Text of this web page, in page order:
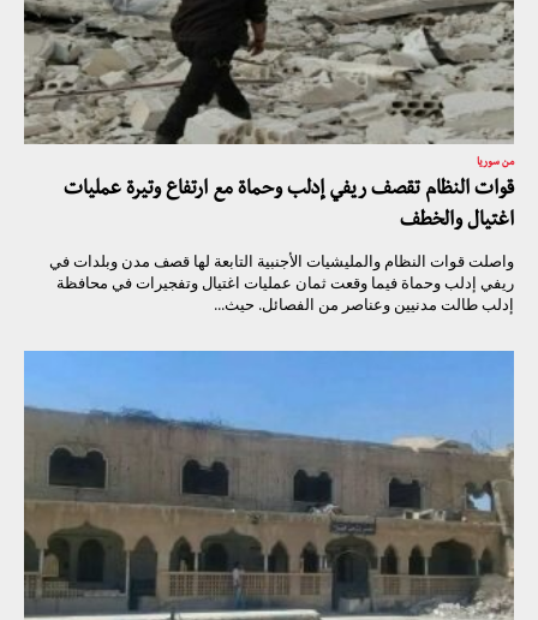
من سوريا
قوات النظام تقصف ريفي إدلب وحماة مع ارتفاع وتيرة عمليات
اغتيال والخطف
واصلت قوات النظام والمليشيات الأجنبية التابعة لها قصف مدن وبلدات في
ريفي إدلب وحماة فيما وقعت ثمان عمليات اغتيال وتفجيرات في محافظة
إدلب طالت مدنيين وعناصر من الفصائل. حيث...